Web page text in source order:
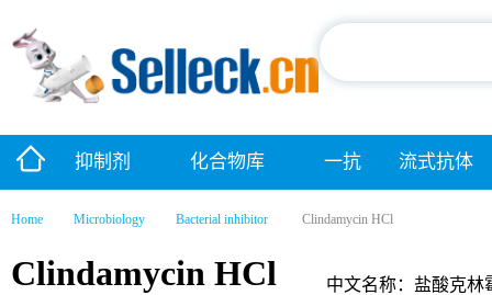
抑制剂 化合物库 一抗 流式抗体
Home Microbiology Bacterial inhibitor Clindamycin HCl
Clindamycin HCl 中文名称：盐酸克林